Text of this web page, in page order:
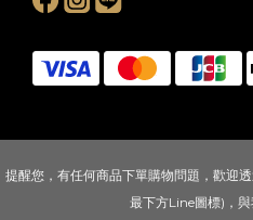
提醒您，有任何商品下單購物問題，歡迎
最下方Line圖標)，